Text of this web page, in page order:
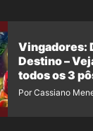
Vingadores:
Destino –
todos os 3
‘Doomsday’
Por Cassiano